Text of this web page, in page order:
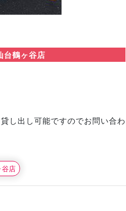
台鶴ヶ谷店
し出し可能ですのでお問い合わ
谷店